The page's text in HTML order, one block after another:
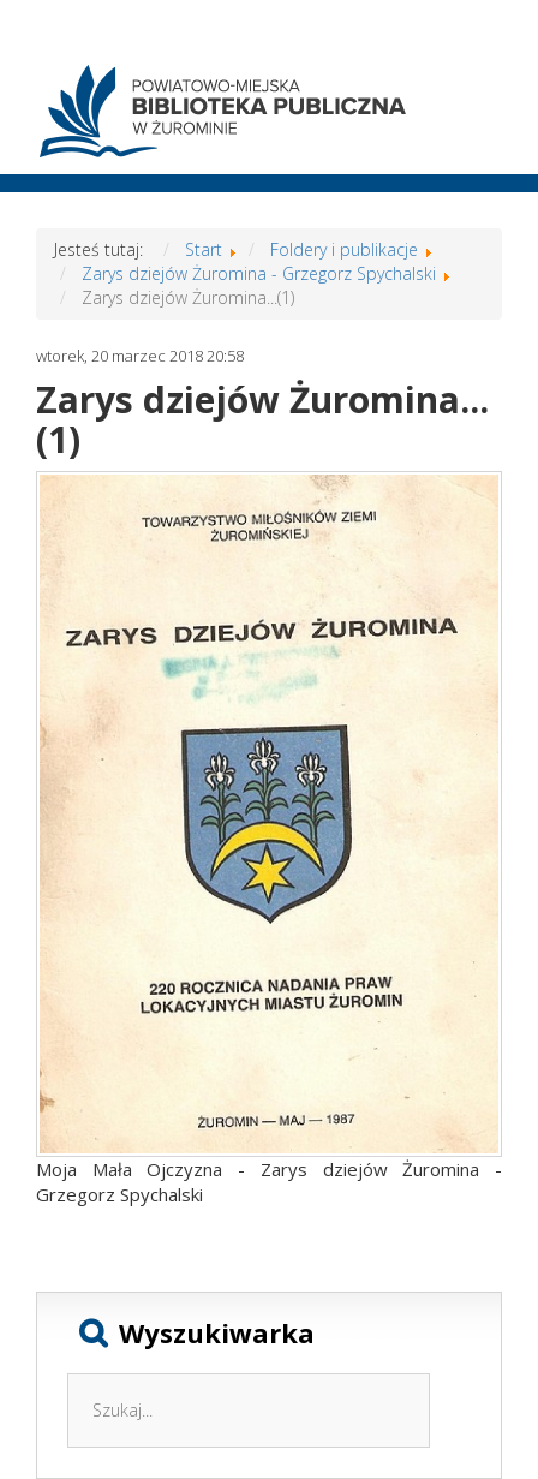
Jesteś tutaj: Start
Foldery i publikacje
Zarys dziejów Żuromina - Grzegorz Spychalski
Zarys dziejów Żuromina...(1)
wtorek, 20 marzec 2018 20:58
Zarys dziejów Żuromina...
(1)
Moja Mała Ojczyzna - Zarys dziejów Żuromina -
Grzegorz Spychalski
Wyszukiwarka